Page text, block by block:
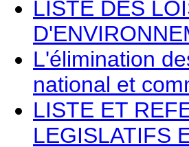
LISTE DES
L'élimination
national et
LISTE ET
LEGISLATIFS